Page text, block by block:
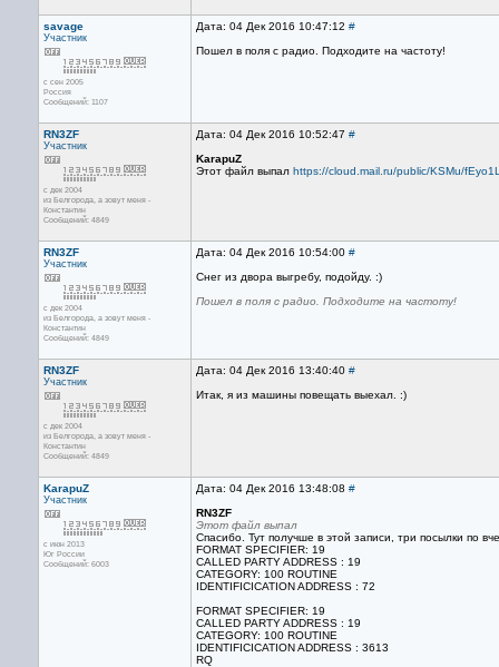
savage
Участник
с сен 2005
Россия
Сообщений: 1107
Дата: 04 Дек 2016 10:47:12 #
Пошел в поля с радио. Подходите на частоту!
RN3ZF
Участник
с дек 2004
из Белгорода, а зовут меня -
Константин
Сообщений: 4849
Дата: 04 Дек 2016 10:52:47 #
KarapuZ
Этот файл выпал https://cloud.mail.ru/public/KSMu/
RN3ZF
Участник
с дек 2004
из Белгорода, а зовут меня -
Константин
Сообщений: 4849
Дата: 04 Дек 2016 10:54:00 #
Снег из двора выгребу, подойду. :)
Пошел в поля с радио. Подходите на частоту!
RN3ZF
Участник
с дек 2004
из Белгорода, а зовут меня -
Константин
Сообщений: 4849
Дата: 04 Дек 2016 13:40:40 #
Итак, я из машины повещать выехал. :)
KarapuZ
Участник
с июн 2013
Юг России
Сообщений: 6003
Дата: 04 Дек 2016 13:48:08 #
RN3ZF
Этот файл выпал
Спасибо. Тут получше в этой записи, три посылки по
FORMAT SPECIFIER: 19
CALLED PARTY ADDRESS : 19
CATEGORY: 100 ROUTINE
IDENTIFICICATION ADDRESS : 72
FORMAT SPECIFIER: 19
CALLED PARTY ADDRESS : 19
CATEGORY: 100 ROUTINE
IDENTIFICICATION ADDRESS : 3613
RQ